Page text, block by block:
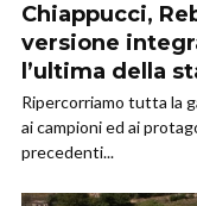
Chiappucci,
versione
l’ultima della
Ripercorriamo tutta la
ai campioni ed ai
precedenti...